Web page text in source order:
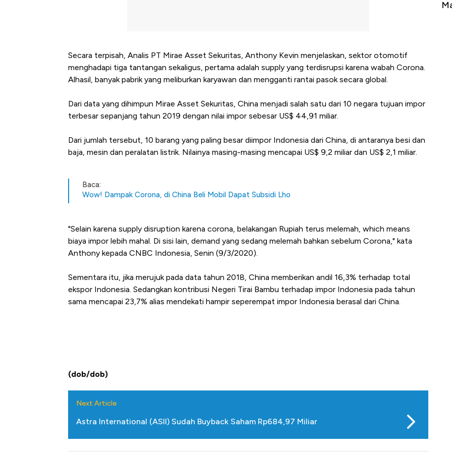
Secara terpisah, Analis PT Mirae Asset Sekuritas, Anthony Kevin menjelaskan, sektor otomotif
menghadapi tiga tantangan sekaligus, pertama adalah supply yang terdisrupsi karena wabah Corona.
Alhasil, banyak pabrik yang meliburkan karyawan dan mengganti rantai pasok secara global.
Dari data yang dihimpun Mirae Asset Sekuritas, China menjadi salah satu dari 10 negara tujuan impor
terbesar sepanjang tahun 2019 dengan nilai impor sebesar US$ 44,91 miliar.
Dari jumlah tersebut, 10 barang yang paling besar diimpor Indonesia dari China, di antaranya besi dan
baja, mesin dan peralatan listrik. Nilainya masing-masing mencapai US$ 9,2 miliar dan US$ 2,1 miliar.
Baca:
Wow! Dampak Corona, di China Beli Mobil Dapat Subsidi Lho
"Selain karena supply disruption karena corona, belakangan Rupiah terus melemah, which means
biaya impor lebih mahal. Di sisi lain, demand yang sedang melemah bahkan sebelum Corona," kata
Anthony kepada CNBC Indonesia, Senin (9/3/2020).
Sementara itu, jika merujuk pada data tahun 2018, China memberikan andil 16,3% terhadap total
ekspor Indonesia. Sedangkan kontribusi Negeri Tirai Bambu terhadap impor Indonesia pada tahun
sama mencapai 23,7% alias mendekati hampir seperempat impor Indonesia berasal dari China.
(dob/dob)
Next Article
Astra International (ASII) Sudah Buyback Saham Rp684,97 Miliar
Mana yang Cuannya Paling